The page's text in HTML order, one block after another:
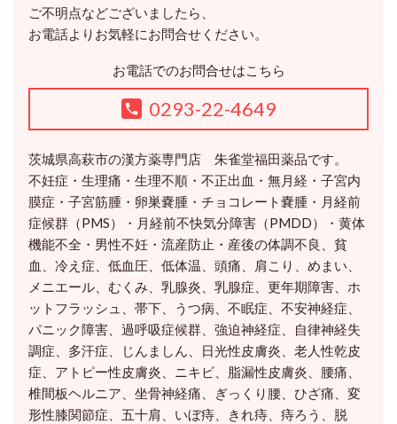
ご不明点などございましたら、
お電話よりお気軽にお問合せください。
お電話でのお問合せはこちら
0293-22-4649
茨城県高萩市の漢方薬専門店 朱雀堂福田薬品です。
不妊症・生理痛・生理不順・不正出血・無月経・子宮内
膜症・子宮筋腫・卵巣嚢腫・チョコレート嚢腫・月経前
症候群（PMS）・月経前不快気分障害（PMDD）・黄体
機能不全・男性不妊・流産防止・産後の体調不良、貧
血、冷え症、低血圧、低体温、頭痛、肩こり、めまい、
メニエール、むくみ、乳腺炎、乳腺症、更年期障害、ホ
ットフラッシュ、帯下、うつ病、不眠症、不安神経症、
パニック障害、過呼吸症候群、強迫神経症、自律神経失
調症、多汗症、じんましん、日光性皮膚炎、老人性乾皮
症、アトピー性皮膚炎、ニキビ、脂漏性皮膚炎、腰痛、
椎間板ヘルニア、坐骨神経痛、ぎっくり腰、ひざ痛、変
形性膝関節症、五十肩、いぼ痔、きれ痔、痔ろう、脱